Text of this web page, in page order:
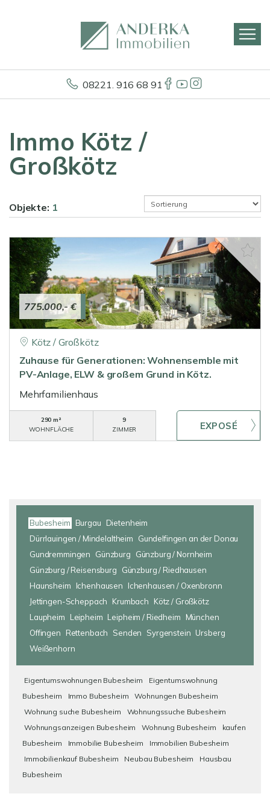
08221. 916 68 91
Immo Kötz /
Großkötz
Objekte: 1
775.000,- €
Kötz / Großkötz
Zuhause für Generationen: Wohnensemble mit
PV-Anlage, ELW & großem Grund in Kötz.
Mehrfamilienhaus
290 m²
WOHNFLÄCHE
9
ZIMMER
Bubesheim Burgau
Dietenheim
Dürrlauingen / Mindelaltheim
Gundelfingen an der Donau
Gundremmingen
Günzburg
Günzburg / Nornheim
Günzburg / Reisensburg
Günzburg / Riedhausen
Haunsheim
Ichenhausen
Ichenhausen / Oxenbronn
Jettingen-Scheppach
Krumbach
Kötz / Großkötz
Laupheim
Leipheim Leipheim / Riedheim
München
Offingen
Rettenbach Senden Syrgenstein Ursberg
Weißenhorn
Eigentumswohnungen Bubesheim
Eigentumswohnung
Bubesheim
Immo Bubesheim
Wohnungen Bubesheim
Wohnung suche Bubesheim
Wohnungssuche Bubesheim
Wohnungsanzeigen Bubesheim
Wohnung Bubesheim
kaufen
Bubesheim
Immobilie Bubesheim
Immobilien Bubesheim
Immobilienkauf Bubesheim
Neubau Bubesheim
Hausbau
Bubesheim